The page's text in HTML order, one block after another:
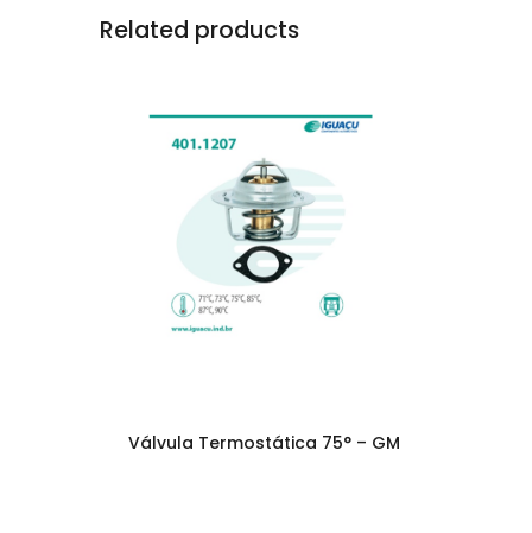
Related products
Válvula Termostática 75° – GM